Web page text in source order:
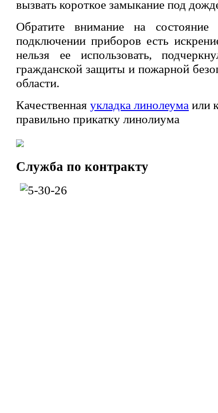
вызвать короткое замыкание под
Обратите внимание на
подключении приборов есть
нельзя ее использовать,
гражданской защиты и пожарной
области.
Качественная укладка линолеума или
правильно прикатку линолиума
Служба по контракту